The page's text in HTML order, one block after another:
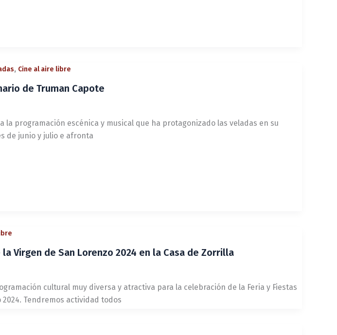
, Cine al aire libre
de Truman Capote
la programación escénica y musical que ha protagonizado las veladas en su
de junio y julio e afronta
Virgen de San Lorenzo 2024 en la Casa de Zorrilla
cultural muy diversa y atractiva para la celebración de la Feria y Fiestas
Tendremos actividad todos